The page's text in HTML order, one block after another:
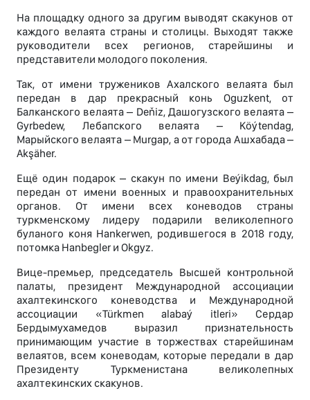
На площадку одного за другим выводят скакунов от
каждого велаята страны и столицы. Выходят также
руководители всех регионов, старейшины и
представители молодого поколения.
Так, от имени тружеников Ахалского велаята был
передан в дар прекрасный конь Oguzkent, от
Балканского велаята – Deňiz, Дашогузского велаята –
Gyrbedew, Лебапского велаята – Köýtendag,
Марыйского велаята – Murgap, а от города Ашхабада –
Akşäher.
Ещё один подарок – скакун по имени Beýikdag, был
передан от имени военных и правоохранительных
органов. От имени всех коневодов страны
туркменскому лидеру подарили великолепного
буланого коня Hankerwen, родившегося в 2018 году,
потомка Hanbegler и Okgyz.
Вице-премьер, председатель Высшей контрольной
палаты, президент Международной ассоциации
ахалтекинского коневодства и Международной
ассоциации «Türkmen alabaý itleri» Сердар
Бердымухамедов выразил признательность
принимающим участие в торжествах старейшинам
велаятов, всем коневодам, которые передали в дар
Президенту Туркменистана великолепных
ахалтекинских скакунов.